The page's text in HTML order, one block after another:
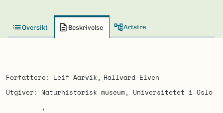
Oversikt Beskrivelse Artstre
Forfattere Leif Aarvik
Hallvard Elven
Utgiver
Naturhistorisk museum, Universitetet i Oslo